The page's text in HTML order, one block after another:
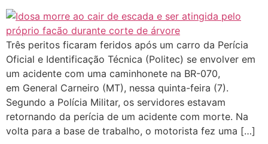
Três peritos ficaram feridos após um carro da Perícia
Oficial e Identificação Técnica (Politec) se envolver em
um acidente com uma caminhonete na BR-070,
em General Carneiro (MT), nessa quinta-feira (7).
Segundo a Polícia Militar, os servidores estavam
retornando da perícia de um acidente com morte. Na
volta para a base de trabalho, o motorista fez uma […]